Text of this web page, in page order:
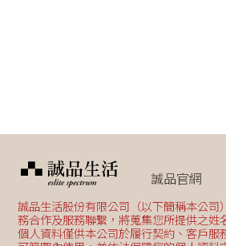
誠品官網
誠品生活股份有限公司（以下簡稱本公司
務合作及服務聯繫，將蒐集您所提供之姓
個人資料僅供本公司於履行契約、客戶服